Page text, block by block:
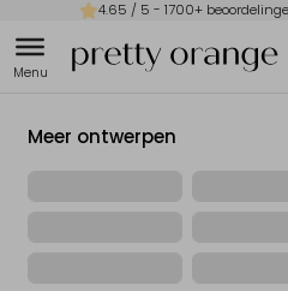
4.65 / 5 - 1700+
Meer ontwerpen